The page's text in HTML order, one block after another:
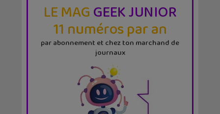
LE MAGGEEK JUNIOR
11 numéros par an
par abonnement et chez ton marchand de
journaux